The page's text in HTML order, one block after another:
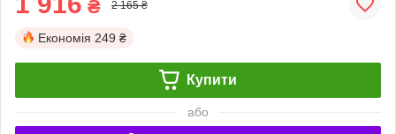
₴ 2 165 ₴
Економія 249 ₴
Купити
або